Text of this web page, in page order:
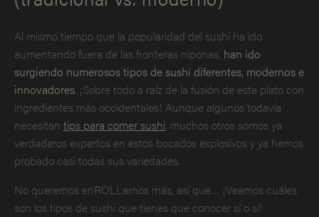
Al mismo tiempo que la popularidad del sushi ha ido
aumentando fuera de las fronteras niponas, han ido
surgiendo numerosos tipos de sushi diferentes, modernos e
innovadores. ¡Sobre todo a raíz de la fusión de este plato con
ingredientes más occidentales! Aunque algunos todavía
necesitan tips para comer sushi, muchos otros somos ya
verdaderos expertos en estos bocados explosivos y ya hemos
probado casi todas sus variedades.
No queremos enROLLarnos más, así que… ¡Veamos cuáles
son los tipos de sushi que tienes que conocer sí o sí!